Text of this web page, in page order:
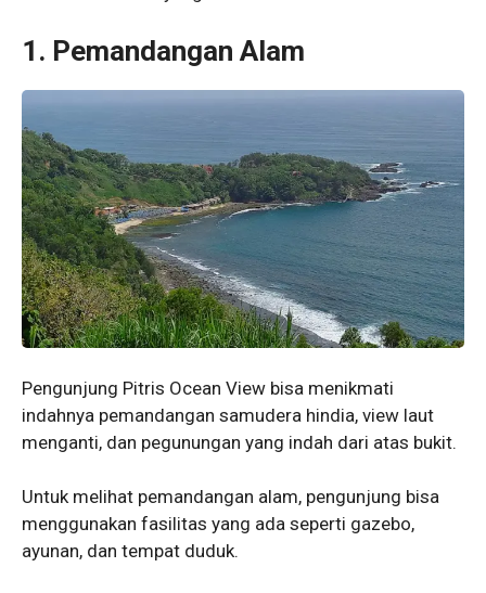
1. Pemandangan Alam
Pengunjung Pitris Ocean View bisa menikmati
indahnya pemandangan samudera hindia, view laut
menganti, dan pegunungan yang indah dari atas bukit.
Untuk melihat pemandangan alam, pengunjung bisa
menggunakan fasilitas yang ada seperti gazebo,
ayunan, dan tempat duduk.